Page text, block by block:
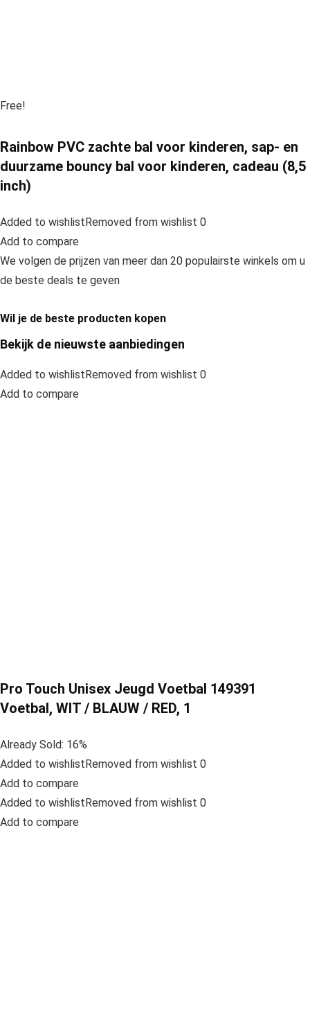
Free!
Rainbow PVC zachte bal voor kinderen, sap- en
duurzame bouncy bal voor kinderen, cadeau (8,5
inch)
Added to wishlistRemoved from wishlist 0
Add to compare
We volgen de prijzen van meer dan 20 populairste winkels om u
de beste deals te geven
Wil je de beste producten kopen
Bekijk de nieuwste aanbiedingen
Added to wishlistRemoved from wishlist 0
Add to compare
Pro Touch Unisex Jeugd Voetbal 149391
Voetbal, WIT / BLAUW / RED, 1
Already Sold: 16%
Added to wishlistRemoved from wishlist 0
Add to compare
Added to wishlistRemoved from wishlist 0
Add to compare